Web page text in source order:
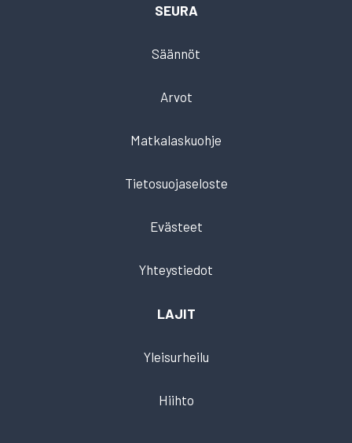
SEURA
Säännöt
Arvot
Matkalaskuohje
Tietosuojaseloste
Evästeet
Yhteystiedot
LAJIT
Yleisurheilu
Hiihto